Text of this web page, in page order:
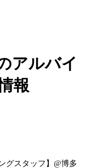
アルバイ
報
グスタッフ】@博多